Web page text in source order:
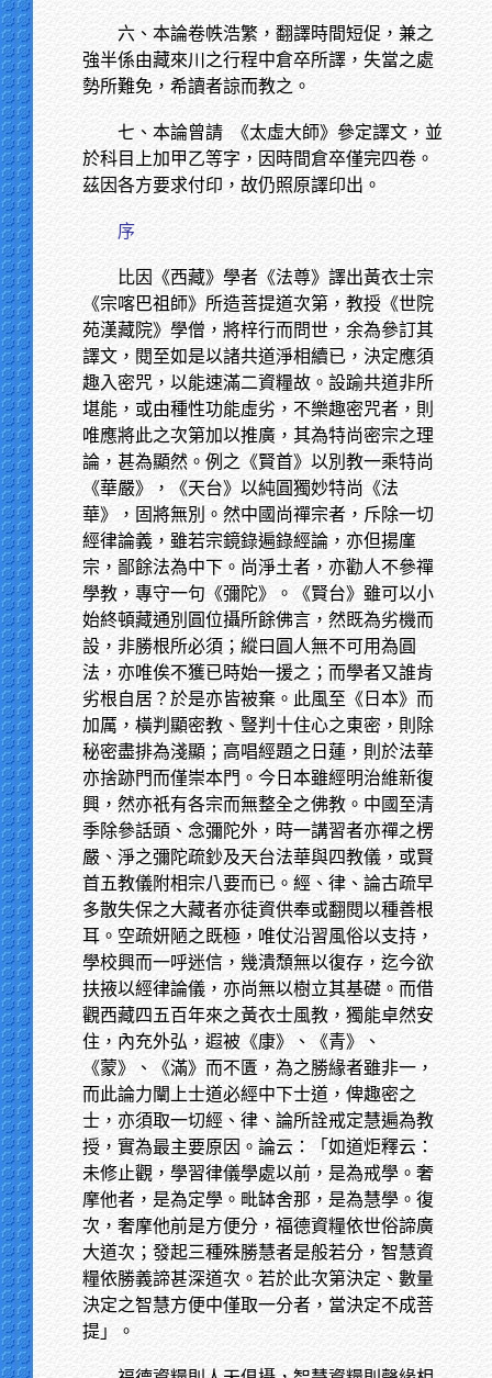
六、本論卷帙浩繁，翻譯時間短促，兼之
強半係由藏來川之行程中倉卒所譯，失當之處
勢所難免，希讀者諒而教之。
七、本論曾請 《太虛大師》參定譯文，並
於科目上加甲乙等字，因時間倉卒僅完四卷。
茲因各方要求付印，故仍照原譯印出。
序
比因《西藏》學者《法尊》譯出黃衣士宗
《宗喀巴祖師》所造菩提道次第，教授《世院
苑漢藏院》學僧，將梓行而問世，余為參訂其
譯文，閱至如是以諸共道淨相續已，決定應須
趣入密咒，以能速滿二資糧故。設踰共道非所
堪能，或由種性功能虛劣，不樂趣密咒者，則
唯應將此之次第加以推廣，其為特尚密宗之理
論，甚為顯然。例之《賢首》以別教一乘特尚
《華嚴》，《天台》以純圓獨妙特尚《法
華》，固將無別。然中國尚禪宗者，斥除一切
經律論義，雖若宗鏡錄遍錄經論，亦但揚廑
宗，鄙餘法為中下。尚淨土者，亦勸人不參禪
學教，專守一句《彌陀》。《賢台》雖可以小
始終頓藏通別圓位攝所餘佛言，然既為劣機而
設，非勝根所必須；縱曰圓人無不可用為圓
法，亦唯俟不獲已時始一援之；而學者又誰肯
劣根自居？於是亦皆被棄。此風至《日本》而
加厲，橫判顯密教、豎判十住心之東密，則除
秘密盡排為淺顯；高唱經題之日蓮，則於法華
亦捨跡門而僅崇本門。今日本雖經明治維新復
興，然亦祇有各宗而無整全之佛教。中國至清
季除參話頭、念彌陀外，時一講習者亦禪之楞
嚴、淨之彌陀疏鈔及天台法華與四教儀，或賢
首五教儀附相宗八要而已。經、律、論古疏早
多散失保之大藏者亦徒資供奉或翻閱以種善根
耳。空疏妍陋之既極，唯仗沿習風俗以支持，
學校興而一呼迷信，幾潰頹無以復存，迄今欲
扶掖以經律論儀，亦尚無以樹立其基礎。而借
觀西藏四五百年來之黃衣士風教，獨能卓然安
住，內充外弘，遐被《康》、《青》、
《蒙》、《滿》而不匱，為之勝緣者雖非一，
而此論力闡上士道必經中下士道，俾趣密之
士，亦須取一切經、律、論所詮戒定慧遍為教
授，實為最主要原因。論云：「如道炬釋云：
未修止觀，學習律儀學處以前，是為戒學。奢
摩他者，是為定學。毗缽舍那，是為慧學。復
次，奢摩他前是方便分，福德資糧依世俗諦廣
大道次；發起三種殊勝慧者是般若分，智慧資
糧依勝義諦甚深道次。若於此次第決定、數量
決定之智慧方便中僅取一分者，當決定不成菩
提」。